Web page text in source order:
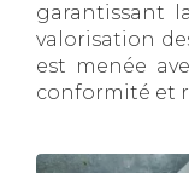
garantissant
valorisation
est menée
conformité et